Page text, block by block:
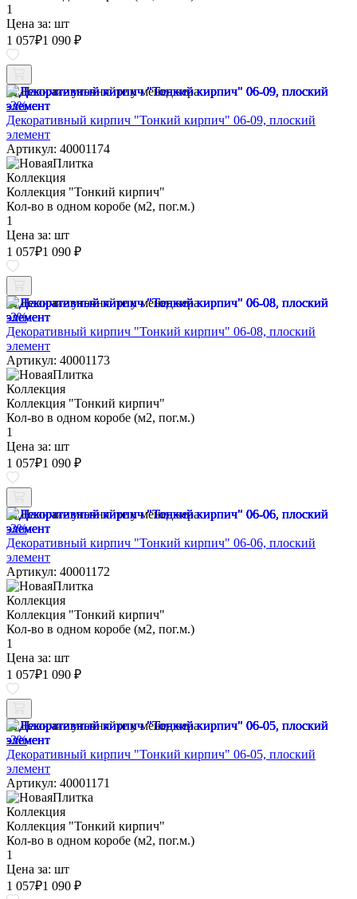
1
Цена за: шт
1 057₽1 090 ₽
Наличие уточняйте у менеджера
-3%
Декоративный кирпич "Тонкий кирпич" 06-09, плоский
элемент
Артикул: 40001174
Коллекция
Коллекция "Тонкий кирпич"
Кол-во в одном коробе (м2, пог.м.)
1
Цена за: шт
1 057₽1 090 ₽
Наличие уточняйте у менеджера
-3%
Декоративный кирпич "Тонкий кирпич" 06-08, плоский
элемент
Артикул: 40001173
Коллекция
Коллекция "Тонкий кирпич"
Кол-во в одном коробе (м2, пог.м.)
1
Цена за: шт
1 057₽1 090 ₽
Наличие уточняйте у менеджера
-3%
Декоративный кирпич "Тонкий кирпич" 06-06, плоский
элемент
Артикул: 40001172
Коллекция
Коллекция "Тонкий кирпич"
Кол-во в одном коробе (м2, пог.м.)
1
Цена за: шт
1 057₽1 090 ₽
Наличие уточняйте у менеджера
-3%
Декоративный кирпич "Тонкий кирпич" 06-05, плоский
элемент
Артикул: 40001171
Коллекция
Коллекция "Тонкий кирпич"
Кол-во в одном коробе (м2, пог.м.)
1
Цена за: шт
1 057₽1 090 ₽